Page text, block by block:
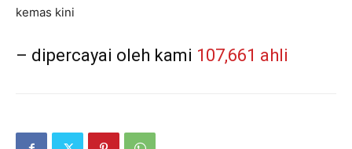
kemas kini
– dipercayai oleh kami 107,661 ahli